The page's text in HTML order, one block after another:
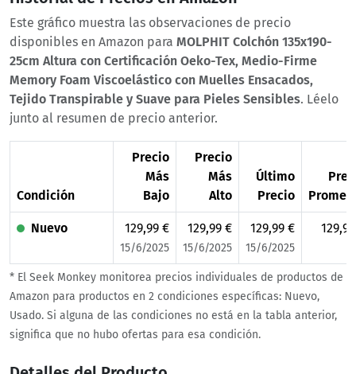
Este gráfico muestra las observaciones de precio
disponibles en Amazon para MOLPHIT Colchón 135x190-
25cm Altura con Certificación Oeko-Tex, Medio-Firme
Memory Foam Viscoelástico con Muelles Ensacados,
Tejido Transpirable y Suave para Pieles Sensibles. Léelo
junto al resumen de precio anterior.
Condición
Precio
Más
Bajo
Precio
Más
Alto
Último
Precio
Nuevo 129,99 €
15/6/2025
129,99 €
15/6/2025
129,99 €
15/6/2025
* El Seek Monkey monitorea precios individuales de productos de
Amazon para productos en 2 condiciones específicas: Nuevo,
Usado. Si alguna de las condiciones no está en la tabla anterior,
significa que no hubo ofertas para esa condición.